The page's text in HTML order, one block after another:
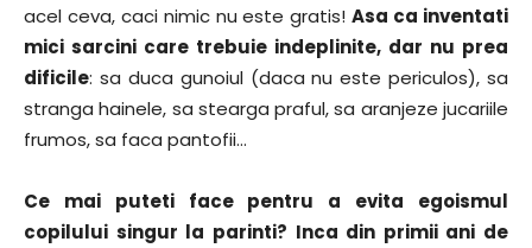
acel ceva, caci nimic nu este gratis!Asa ca inventati
mici sarcini care trebuie indeplinite, dar nu prea
dificile: sa duca gunoiul (daca nu este periculos), sa
stranga hainele, sa stearga praful, sa aranjeze jucariile
frumos, sa faca pantofii…
Ce mai puteti face pentru a evita egoismul
copilului singur la parinti? Inca din primii ani de